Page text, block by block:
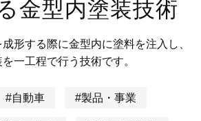
金型内塗装技術
形する際に金型内に塗料を注入し、
一工程で行う技術です。
#自動車 #製品・事業